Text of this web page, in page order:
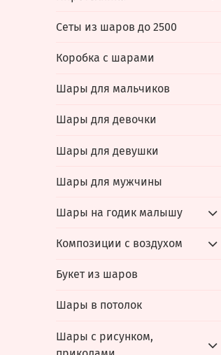
Сеты из шаров до 2500
Коробка с шарами
Шары для мальчиков
Шары для девочки
Шары для девушки
Шары для мужчины
Шары на годик малышу
Композиции с воздухом
Букет из шаров
Шары в потолок
Шары с рисунком,